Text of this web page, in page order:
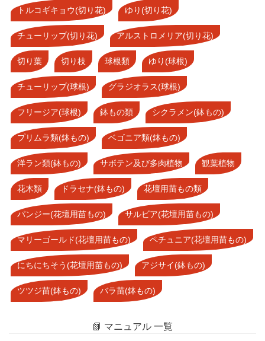
トルコギキョウ(切り花) ゆり(切り花)
チューリップ(切り花) アルストロメリア(切り花)
切り葉 切り枝 球根類 ゆり(球根)
チューリップ(球根) グラジオラス(球根)
フリージア(球根) 鉢もの類 シクラメン(鉢もの)
プリムラ類(鉢もの) ベゴニア類(鉢もの)
洋ラン類(鉢もの) サボテン及び多肉植物 観葉植物
花木類 ドラセナ(鉢もの) 花壇用苗もの類
パンジー(花壇用苗もの) サルビア(花壇用苗もの)
マリーゴールド(花壇用苗もの) ペチュニア(花壇用苗もの)
にちにちそう(花壇用苗もの) アジサイ(鉢もの)
ツツジ苗(鉢もの) バラ苗(鉢もの)
📗 マニュアル 一覧